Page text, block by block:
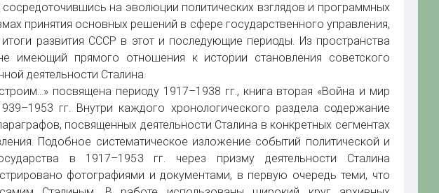
на эволюции политических взглядов и программных
принятия основных решений в сфере государственного управления,
развития СССР в этот и последующие периоды. Из пространства
имеющий прямого отношения к истории становления советского
деятельности Сталина.
посвящена периоду 1917–1938 гг., книга вторая «Война и мир
гг. Внутри каждого хронологического раздела содержание
посвященных деятельности Сталина в конкретных сегментах
Подобное систематическое изложение событий политической и
в 1917–1953 гг. через призму деятельности Сталина
фотографиями и документами, в первую очередь теми, что